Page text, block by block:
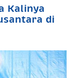
Kalinya
di